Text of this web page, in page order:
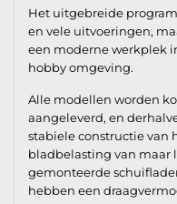
Het uitgebreide
en vele uitvoeringen,
een moderne werkplek
hobby omgeving.
Alle modellen worden
aangeleverd, en
stabiele constructie van
bladbelasting van maar
gemonteerde
hebben een